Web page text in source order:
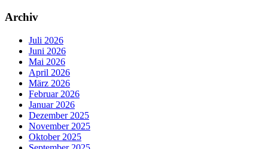
Archiv
Juli 2026
Juni 2026
Mai 2026
April 2026
März 2026
Februar 2026
Januar 2026
Dezember 2025
November 2025
Oktober 2025